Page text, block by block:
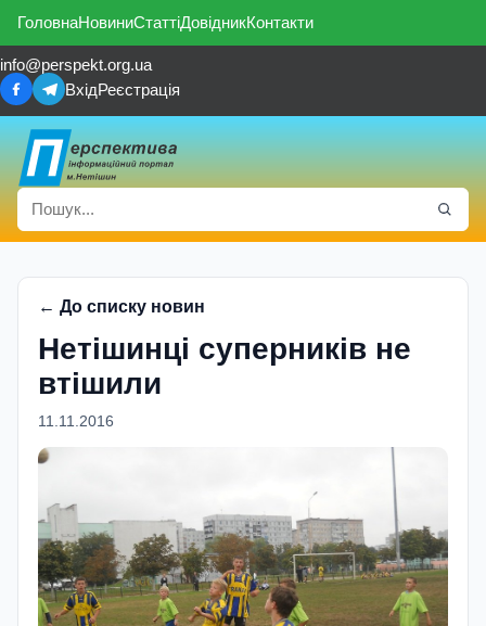
ГоловнаНовиниСтаттіДовідникКонтакти
info@perspekt.org.ua
ВхідРеєстрація
← До списку новин
Нетішинці суперників не
втішили
11.11.2016